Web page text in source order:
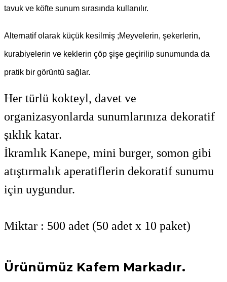
tavuk ve köfte sunum sırasında kullanılır.
Alternatif olarak küçük kesilmiş ;Meyvelerin, şekerlerin,
kurabiyelerin ve keklerin çöp şişe geçirilip sunumunda da
pratik bir görüntü sağlar.
Her türlü kokteyl, davet ve
organizasyonlarda sunumlarınıza dekoratif
şıklık katar.
İkramlık Kanepe, mini burger, somon gibi
atıştırmalık aperatiflerin dekoratif sunumu
için uygundur.
Miktar : 500 adet (50 adet x 10 paket)
Ürünümüz Kafem Markadır.